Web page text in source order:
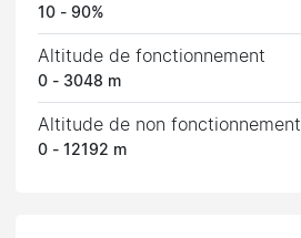
10 - 90%
Altitude de fonctionnement
0 - 3048 m
Altitude de non fonctionnement
0 - 12192 m